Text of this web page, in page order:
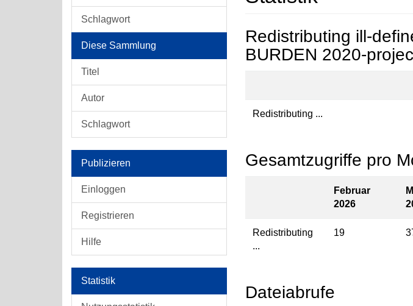
Schlagwort
Diese Sammlung
Titel
Autor
Schlagwort
Publizieren
Einloggen
Registrieren
Hilfe
Statistik
Redistributing ill-
BURDEN 2020-
Redistributing ...
Gesamtzugriffe pro
Februar
2026
Redistributing
...
19
Dateiabrufe